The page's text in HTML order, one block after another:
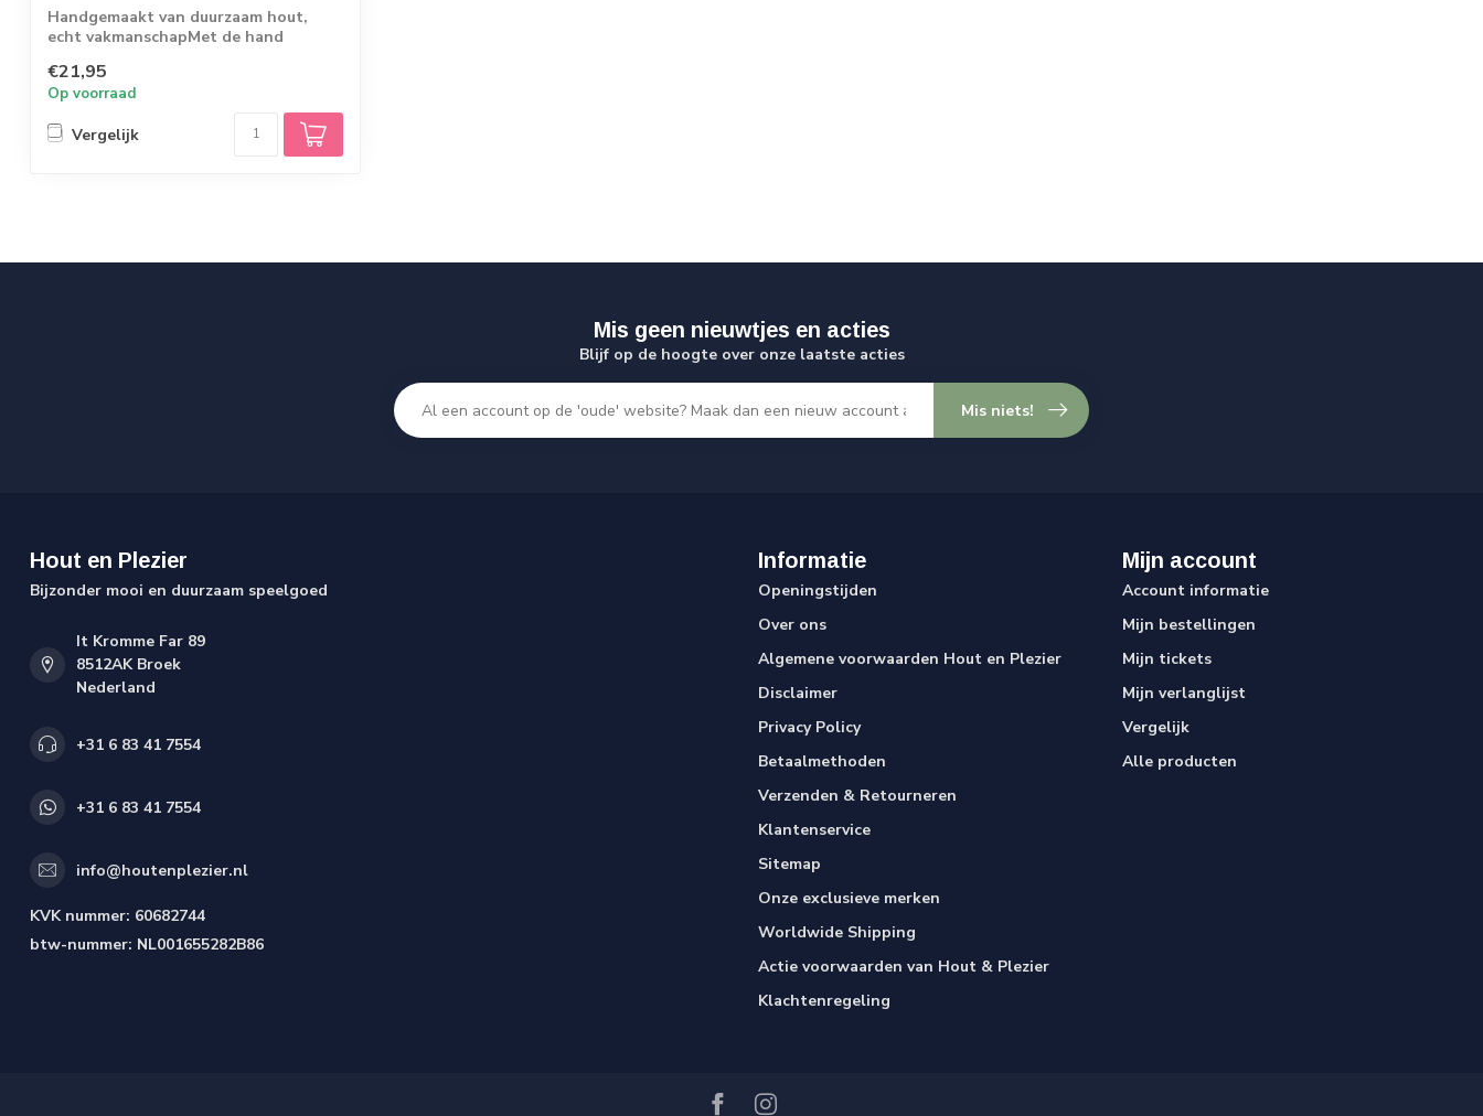
Handgemaakt van duurzaam hout,
echt vakmanschapMet de hand
€21,95
Op voorraad
Vergelijk
Mis geen nieuwtjes en acties
Blijf op de hoogte over onze laatste acties
Mis niets!
Hout en Plezier
Bijzonder mooi en duurzaam speelgoed
It Kromme Far 89
8512AK Broek
Nederland
+31 6 83 41 7554
+31 6 83 41 7554
info@houtenplezier.nl
KVK nummer: 60682744
btw-nummer: NL001655282B86
Informatie
Openingstijden
Over ons
Algemene voorwaarden Hout en Plezier
Disclaimer
Privacy Policy
Betaalmethoden
Verzenden & Retourneren
Klantenservice
Sitemap
Onze exclusieve merken
Worldwide Shipping
Actie voorwaarden van Hout & Plezier
Klachtenregeling
Mijn account
Account informatie
Mijn bestellingen
Mijn tickets
Mijn verlanglijst
Vergelijk
Alle producten